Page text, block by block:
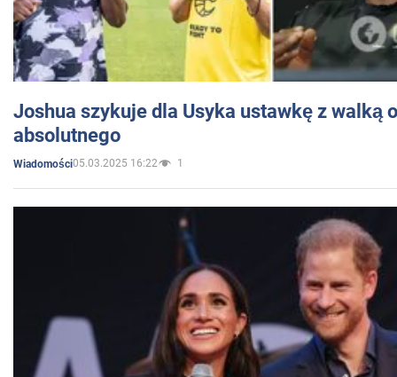
Joshua szykuje dla Usyka ustawkę z walką
absolutnego
Wiadomości05.03.2025 16:22 1